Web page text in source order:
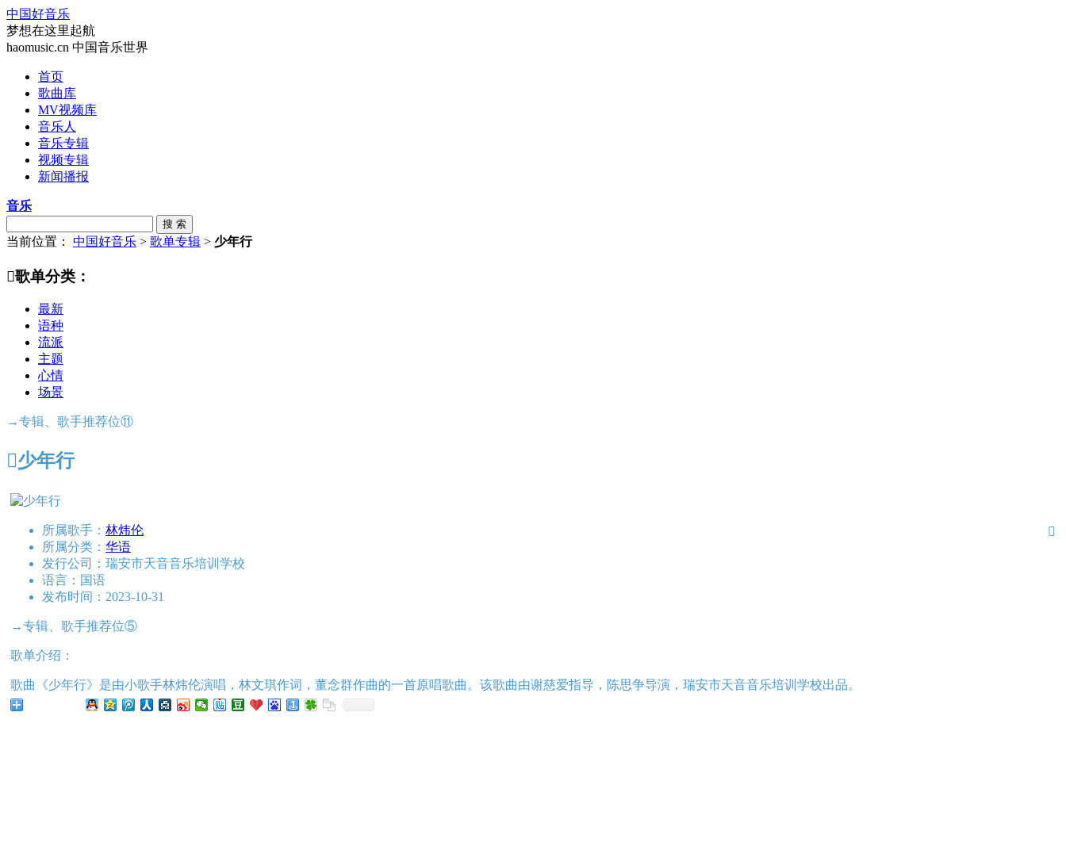
中国好音乐
梦想在这里起航
haomusic.cn 中国音乐世界
首页
歌曲库
MV视频库
音乐人
音乐专辑
视频专辑
新闻播报
音乐
搜 索
当前位置： 中国好音乐 > 歌单专辑 > 少年行
歌单分类：
最新
语种
流派
主题
心情
场景
→专辑、歌手推荐位⑪
少年行

所属歌手： 林炜伦
所属分类： 华语
发行公司： 瑞安市天音音乐培训学校
语言： 国语
发布时间： 2023-10-31
→专辑、歌手推荐位⑤
歌单介绍：
歌曲《少年行》是由小歌手林炜伦演唱，林文琪作词，董念群作曲的一首原唱歌曲。该歌曲由谢慈爱指导，陈思争导演，瑞安市天音音乐培训学校出品。